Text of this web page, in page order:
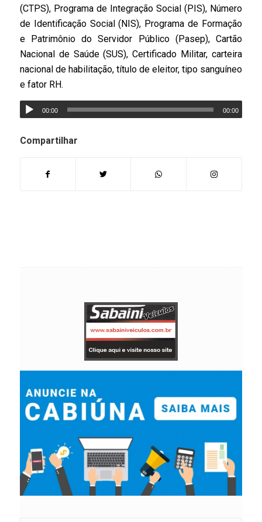
(CTPS), Programa de Integração Social (PIS), Número
de Identificação Social (NIS), Programa de Formação
e Patrimônio do Servidor Público (Pasep), Cartão
Nacional de Saúde (SUS), Certificado Militar, carteira
nacional de habilitação, título de eleitor, tipo sanguíneo
e fator RH.
00:00 00:00
Compartilhar